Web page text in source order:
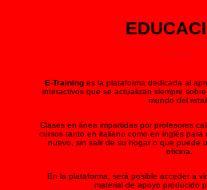
E-Traininges la plataforma dedicada al
interactivos que se actualizan siempre
mundo del retail.
Clases en línea impartidas por profesores
cursos tanto en italiano como en inglés
nuevo, sin salir de su hogar o que puede
oficina.
En la plataforma, será posible acceder a
material de apoyo producido